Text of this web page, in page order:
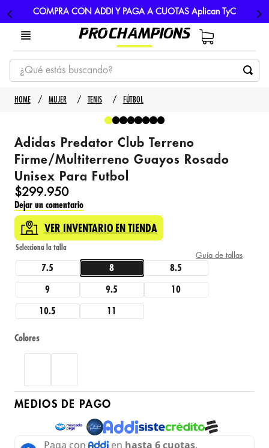
COMPRA CON ADDI Y PAGA A CUOTAS Aplican TyC
¿Qué estás buscando?
TÉRMINOS MÁS BUSCADOS
3 nike
4. guayos
5. gorras
MUJER TENIS FÚTBOL
Adidas Predator Club Terreno
Firme/Multiterreno Guayos Rosado
Unisex Para Futbol
$299.950
Dejar un comentario
VER INVENTARIO EN TIENDA
Guía de tallas
7.5 8 8.5
9 9.5 10
10.5 11
Colores
MEDIOS DE PAGO